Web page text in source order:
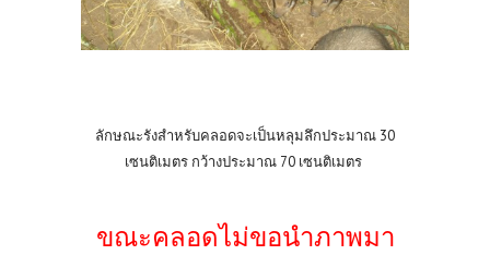
ลักษณะรังสำหรับคลอดจะเป็นหลุมลึกประมาณ 30
เซนติเมตร กว้างประมาณ 70 เซนติเมตร
ขณะคลอดไม่ขอนำภาพมา